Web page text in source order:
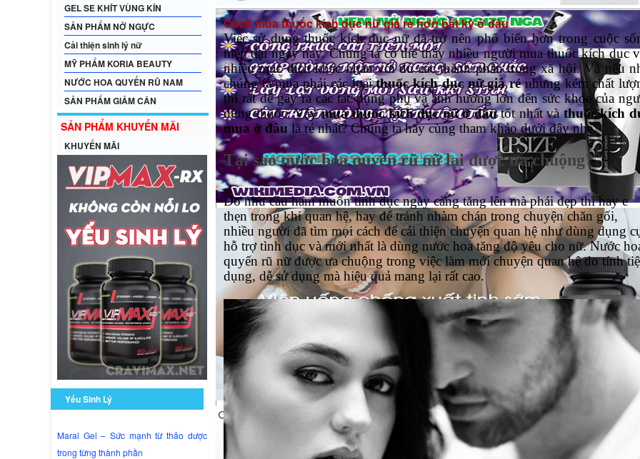
GEL SE KHÍT VÙNG KÍN
SẢN PHẨM NỞ NGỰC
Cải thiện sinh lý nữ
MỸ PHẨM KORIA BEAUTY
NƯỚC HOA QUYẾN RŨ NAM
SẢN PHẨM GIẢM CÂN
SẢN PHẨM KHUYẾN MÃI
KHUYẾN MÃI
Yếu Sinh Lý
Maral Gel – Sức mạnh từ thảo dược
trong từng thành phần
Cách mua thuốc kích dục nữ giá rẻ hơn bất kỳ ở đâu
Việc sử dụng thuốc kích dục nữ đã trở nên phổ biến hơn trong cuộc
hiện đại ngày nay. Chúng ta có thể thấy nhiều người mua thuốc kích dục
nhiều mục đích khác nhau với đủ các thành phần trong xã hội. Và nếu
chúng ta mua phải các loạithuốc kích dục nữ giá rẻnhưng kém chất
thì rất dễ gây ra các tác dụng phụ và ảnh hưởng lớn đến sức khỏe của
dùng thuốc. Vậymua thuốc kích dục nữ ở đâutốt nhất vàthuốc kích
mua ở đâu là rẻ nhất? Chúng ta hãy cùng tham khảo dưới đây nhé.
Tại sao nước hoa quyến rũ nữ lại được ưa chuộng?
Do nhu cầu ham muốn tình dục ngày càng tăng lên mà phái đẹp thì hay e
thẹn trong khi quan hệ, hay để tránh nhàm chán trong chuyện chăn gối,
nhiều người đã tìm mọi cách để cải thiện chuyện quan hệ như dùng dụng
hỗ trợ tình dục và mới nhất là dùng nước hoa tăng độ yêu cho nữ. Nước
quyến rũ nữ được ưa chuộng trong việc làm mới chuyện quan hệ do tính
dụng, dễ sử dụng mà hiệu quả mang lại rất cao.